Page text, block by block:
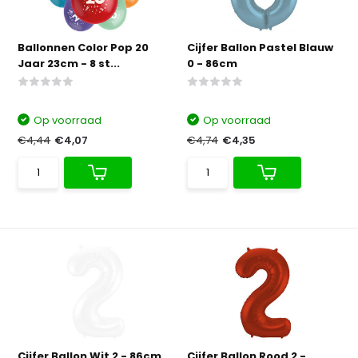
Ballonnen Color Pop 20
Jaar 23cm - 8 st...
Op voorraad
€4,44 €4,07
Cijfer Ballon Pastel Blauw
0 - 86cm
Op voorraad
€4,74 €4,35